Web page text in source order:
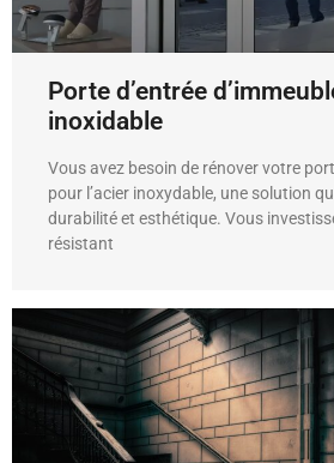
Porte d’entrée
inoxidable
Vous avez besoin de rénover votre
pour l’acier inoxydable, une solution
durabilité et esthétique. Vous
résistant